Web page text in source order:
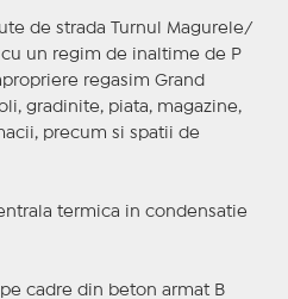
de strada Turnul Magurele/
un regim de inaltime de P
regasim Grand
gradinite, piata, magazine,
precum si spatii de
termica in condensatie
cadre din beton armat B